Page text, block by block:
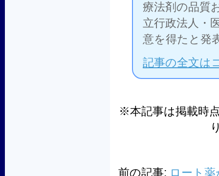
療法剤の品質
立行政法人・
意を得たと発
記事の全文は
※本記事は掲載時
前の記事: ロート